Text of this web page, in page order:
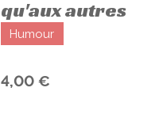
qu'aux autres
Humour
4,00 €